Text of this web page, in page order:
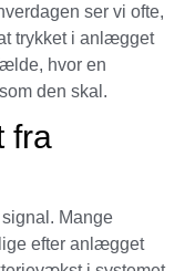
ser vi ofte,
trykket i anlægget
hvor en
den skal.
fra
Mange
efter anlægget